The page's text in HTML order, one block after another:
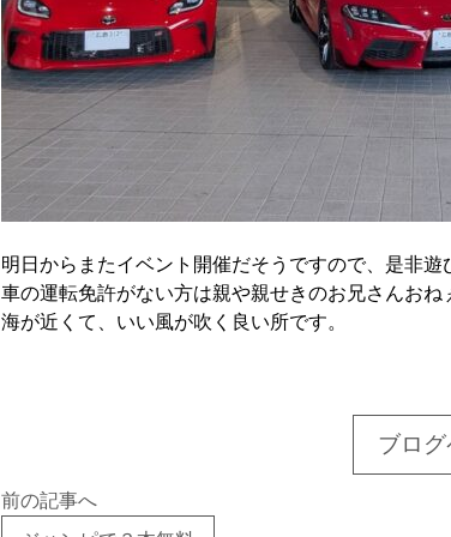
明日からまたイベント開催だそうですので、是非
車の運転免許がない方は親や親せきのお兄さんおね
海が近くて、いい風が吹く良い所です。
ブロ
前の記事へ